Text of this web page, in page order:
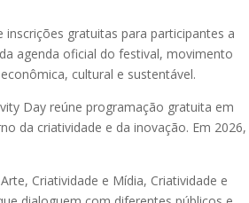
gratuitas para participantes a
agenda oficial do festival, movimento
cultural e sustentável.
Day reúne programação gratuita em
da criatividade e da inovação. Em 2026,
Criatividade e Mídia, Criatividade e